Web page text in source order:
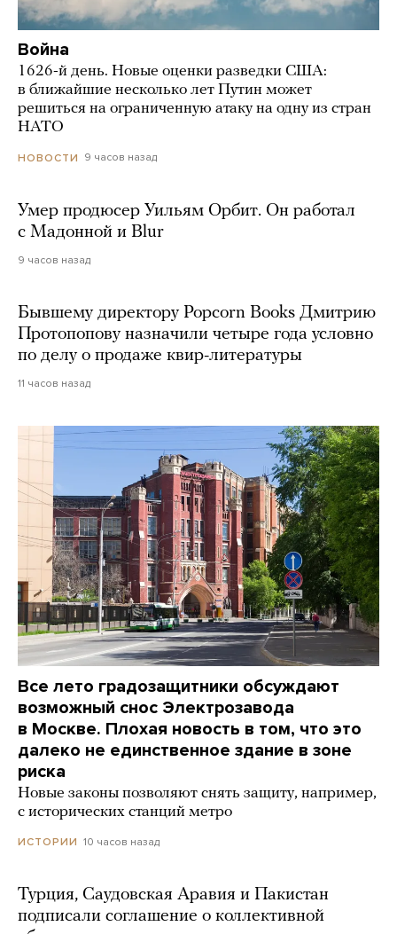
Война
1626-й день. Новые оценки разведки США:
в ближайшие несколько лет Путин может
решиться на ограниченную атаку на одну из стран
НАТО
НОВОСТИ 9 часов назад
Умер продюсер Уильям Орбит. Он работал
с Мадонной и Blur
9 часов назад
Бывшему директору Popcorn Books Дмитрию
Протопопову назначили четыре года условно
по делу о продаже квир-литературы
11 часов назад
Все лето градозащитники обсуждают
возможный снос Электрозавода
в Москве. Плохая новость в том, что это
далеко не единственное здание в зоне
риска
Новые законы позволяют снять защиту, например,
с исторических станций метро
ИСТОРИИ 10 часов назад
Турция, Саудовская Аравия и Пакистан
подписали соглашение о коллективной